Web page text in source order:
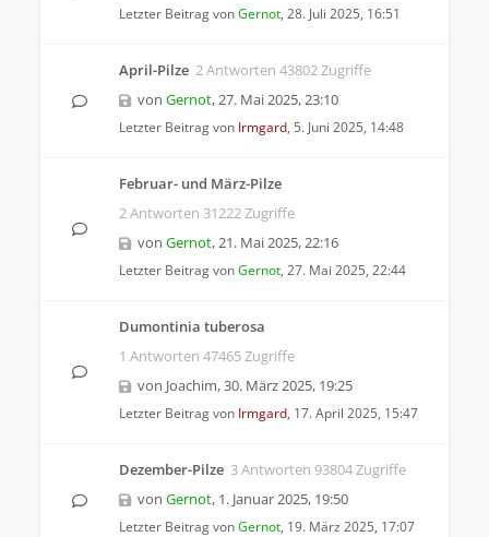
Letzter Beitrag vonGernot, 28. Juli 2025, 16:51
April-Pilze 2 Antworten 43802 Zugriffe
von Gernot,27. Mai 2025, 23:10
Letzter Beitrag von Irmgard, 5. Juni 2025, 14:48
Februar- und März-Pilze
2 Antworten 31222 Zugriffe
von Gernot,21. Mai 2025, 22:16
Letzter Beitrag vonGernot, 27. Mai 2025, 22:44
Dumontinia tuberosa
1 Antworten 47465 Zugriffe
von Joachim,30. März 2025, 19:25
Letzter Beitrag von Irmgard, 17. April 2025, 15:47
Dezember-Pilze 3 Antworten 93804 Zugriffe
von Gernot, 1. Januar 2025, 19:50
Letzter Beitrag vonGernot, 19. März 2025, 17:07